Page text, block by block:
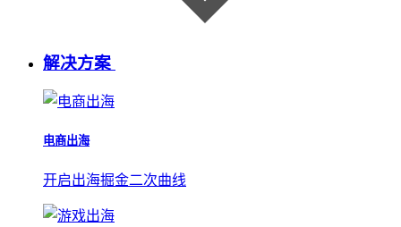
解决方案
电商出海
开启出海掘金二次曲线